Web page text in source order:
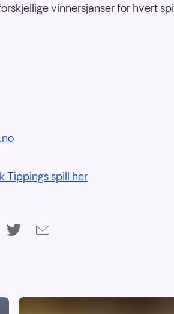
vinnersjanser for hvert
Tippings spill her